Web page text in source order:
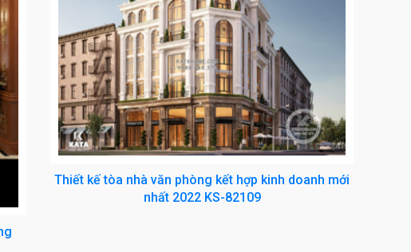
Thiết kế tòa nhà văn phòng kết hợp kinh doanh mới
nhất 2022 KS-82109